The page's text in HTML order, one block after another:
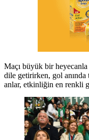
Maçı büyük bir
dile getirirken, gol
anlar, etkinliğin en renkli